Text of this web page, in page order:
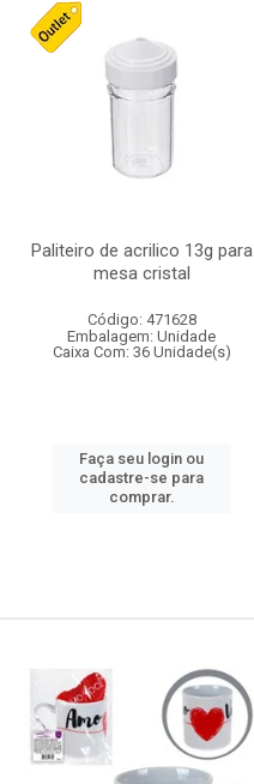
Paliteiro de acrilico 13g para
mesa cristal
Código: 471628
Embalagem: Unidade
Caixa Com: 36 Unidade(s)
Faça seu login ou
cadastre-se para
comprar.